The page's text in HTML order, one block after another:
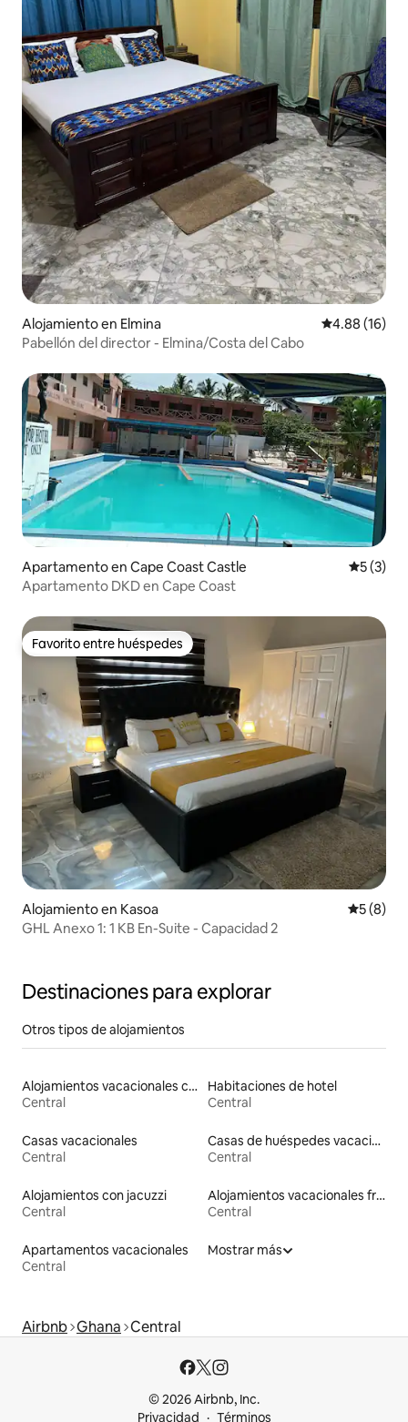
Alojamiento en Elmina Calificación
4.88 (16)
Pabellón del director - Elmina/Costa del Cabo
Apartamento en Cape Coast Castle
5 (3)
Apartamento DKD en Cape Coast
Favorito entre huéspedes
Favorito entre huéspedes
Alojamiento en Kasoa
5 (8)
GHL Anexo 1: 1 KB En-Suite - Capacidad 2
Destinaciones para explorar
Otros tipos de alojamientos
Alojamientos vacacionales con piscina
Central
Habitaciones de hotel
Central
Casas vacacionales
Central
Casas de huéspedes vacacionales
Central
Alojamientos con jacuzzi
Central
Alojamientos vacacionales frente a la playa
Central
Apartamentos vacacionales
Central
Mostrar más
Airbnb Ghana Central
© 2026 Airbnb, Inc.
Privacidad
Términos